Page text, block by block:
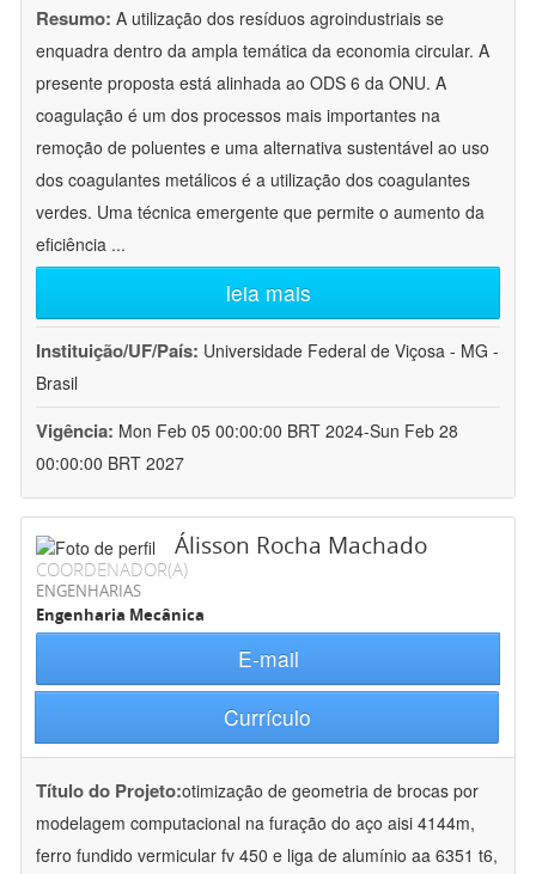
Resumo: A utilização dos resíduos agroindustriais se
enquadra dentro da ampla temática da economia circular. A
presente proposta está alinhada ao ODS 6 da ONU. A
coagulação é um dos processos mais importantes na
remoção de poluentes e uma alternativa sustentável ao uso
dos coagulantes metálicos é a utilização dos coagulantes
verdes. Uma técnica emergente que permite o aumento da
eficiência ...
leia mais
Instituição/UF/País: Universidade Federal de Viçosa - MG -
Brasil
Vigência: Mon Feb 05 00:00:00 BRT 2024-Sun Feb 28
00:00:00 BRT 2027
Álisson Rocha Machado
COORDENADOR(A)
ENGENHARIAS
Engenharia Mecânica
E-mail
Currículo
Título do Projeto:otimização de geometria de brocas por
modelagem computacional na furação do aço aisi 4144m,
ferro fundido vermicular fv 450 e liga de alumínio aa 6351 t6,